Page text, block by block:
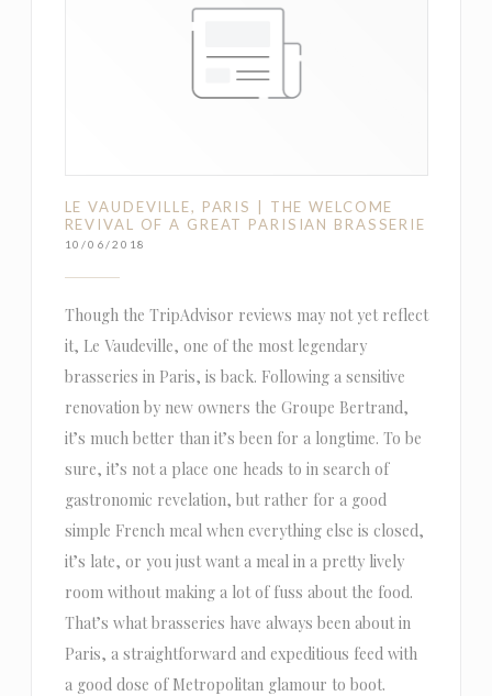
LE VAUDEVILLE, PARIS | THE WELCOME
REVIVAL OF A GREAT PARISIAN BRASSERIE
10/06/2018
Though the TripAdvisor reviews may not yet reflect
it, Le Vaudeville, one of the most legendary
brasseries in Paris, is back. Following a sensitive
renovation by new owners the Groupe Bertrand,
it’s much better than it’s been for a longtime. To be
sure, it’s not a place one heads to in search of
gastronomic revelation, but rather for a good
simple French meal when everything else is closed,
it’s late, or you just want a meal in a pretty lively
room without making a lot of fuss about the food.
That’s what brasseries have always been about in
Paris, a straightforward and expeditious feed with
a good dose of Metropolitan glamour to boot.